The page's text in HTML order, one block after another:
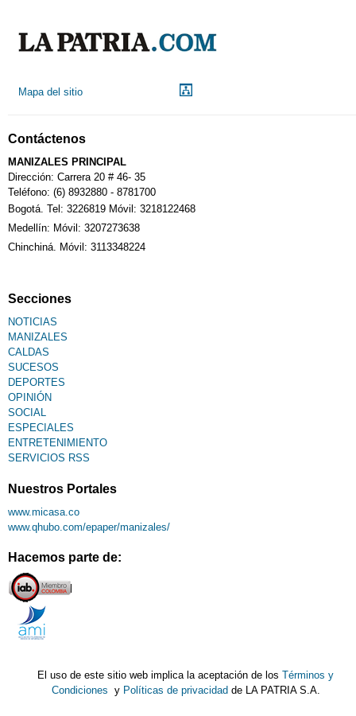
Calendario Tributario
Sudoku
Mapa del sitio
Contáctenos
MANIZALES PRINCIPAL
Dirección: Carrera 20 # 46- 35
Teléfono: (6) 8932880 - 8781700
Bogotá. Tel: 3226819 Móvil: 3218122468
Medellín: Móvil: 3207273638
Chinchiná. Móvil: 3113348224
Secciones
NOTICIAS
MANIZALES
CALDAS
SUCESOS
DEPORTES
OPINIÓN
SOCIAL
ESPECIALES
ENTRETENIMIENTO
SERVICIOS RSS
Nuestros Portales
www.micasa.co
www.qhubo.com/epaper/manizales/
Hacemos parte de:
El uso de este sitio web implica la aceptación de losTérminos y
Condiciones y Políticas de privacidad de LA PATRIA S.A.